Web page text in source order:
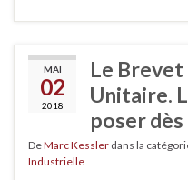
MAI
02
2018
Le
Unitaire.
poser dès
DeMarc Kessler dans la
Industrielle